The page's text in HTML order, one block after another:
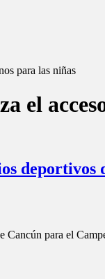
para las niñas
el
deportivos
Cancún para el